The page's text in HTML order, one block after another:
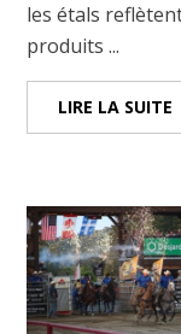
les étals
produits ...
LIRE LA SUITE